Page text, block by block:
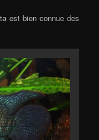
est bien connue des